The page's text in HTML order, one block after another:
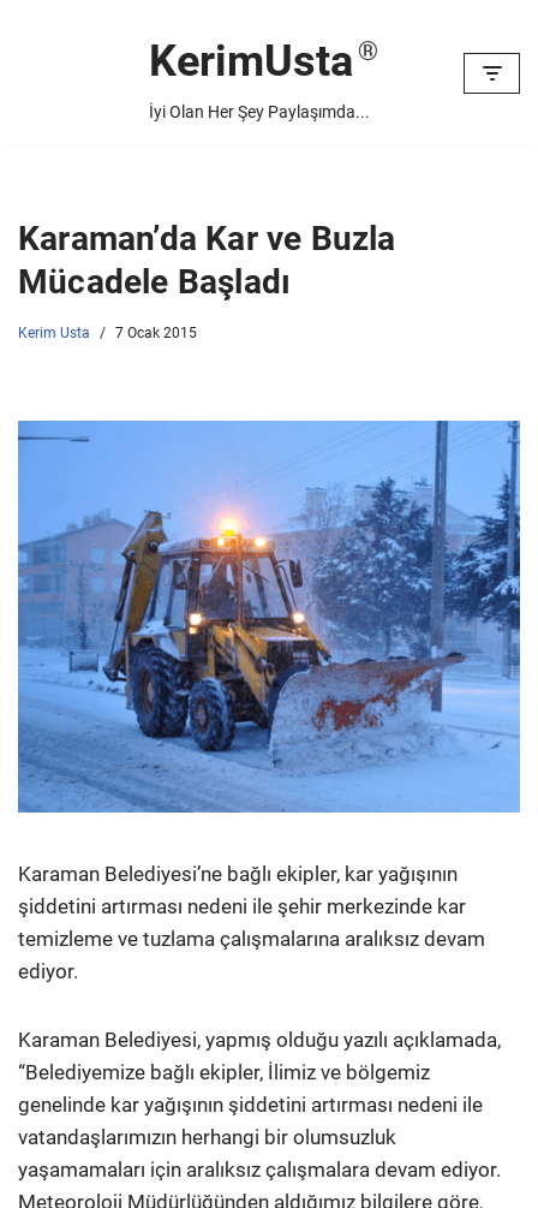
KerimUsta
İyi Olan Her Şey Paylaşımda...
Karaman’da Kar ve Buzla
Mücadele Başladı
Kerim Usta 7 Ocak 2015
Karaman Belediyesi’ne bağlı ekipler, kar yağışının
şiddetini artırması nedeni ile şehir merkezinde kar
temizleme ve tuzlama çalışmalarına aralıksız devam
ediyor.
Karaman Belediyesi, yapmış olduğu yazılı açıklamada,
“Belediyemize bağlı ekipler, İlimiz ve bölgemiz
genelinde kar yağışının şiddetini artırması nedeni ile
vatandaşlarımızın herhangi bir olumsuzluk
yaşamamaları için aralıksız çalışmalara devam ediyor.
Meteoroloji Müdürlüğünden aldığımız bilgilere göre,